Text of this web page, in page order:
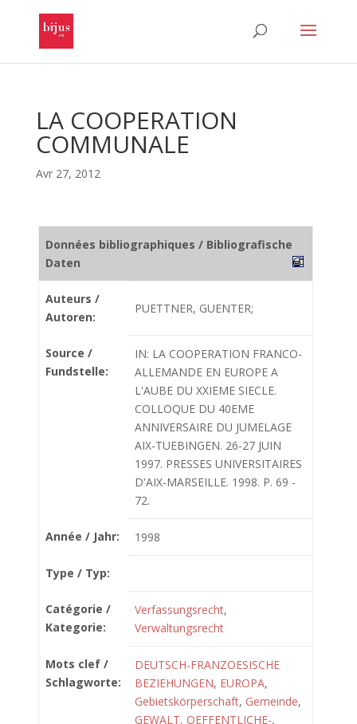
LA COOPERATION
COMMUNALE
Avr 27, 2012
Données bibliographiques / Bibliografische
Daten
Auteurs /
Autoren:
PUETTNER, GUENTER;
Source /
Fundstelle:
IN: LA COOPERATION FRANCO-
ALLEMANDE EN EUROPE A
L'AUBE DU XXIEME SIECLE.
COLLOQUE DU 40EME
ANNIVERSAIRE DU JUMELAGE
AIX-TUEBINGEN. 26-27 JUIN
1997. PRESSES UNIVERSITAIRES
D'AIX-MARSEILLE. 1998. P. 69 -
72.
Année / Jahr: 1998
Type / Typ:
Catégorie /
Kategorie:
Verfassungsrecht,
Verwaltungsrecht
Mots clef /
Schlagworte:
DEUTSCH-FRANZOESISCHE
BEZIEHUNGEN, EUROPA,
Gebietskörperschaft, Gemeinde,
GEWALT, OEFFENTLICHE-,